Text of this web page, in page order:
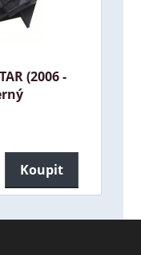
(2006 -
Koupit